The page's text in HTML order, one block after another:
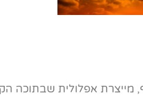
מייצרת אפלולית שבתוכה